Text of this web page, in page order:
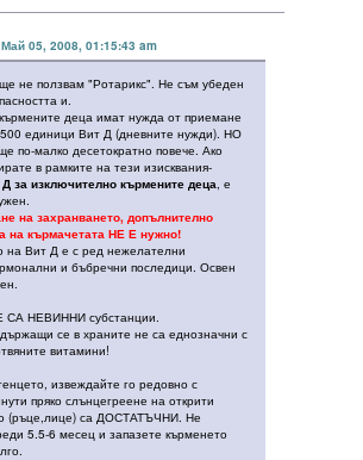
05, 2008, 01:15:43 am
не ползвам "Ротарикс". Не съм убеден
и.
деца имат нужда от приемане
единици Вит Д (дневните нужди). НО
по-малко десетократно повече. Ако
в рамките на тези изисквания-
за изключително кърмените деца, е
на захранването, допълнително
на кърмачетата НЕ Е нужно!
на Вит Д е с ред нежелателни
и бъбречни последици. Освен
СА НЕВИННИ субстанции.
се в храните не са еднозначни с
витамини!
извеждайте го редовно с
пряко слънцегреене на открити
(ръце,лице) са ДОСТАТЪЧНИ. Не
5.5-6 месец и запазете кърменето